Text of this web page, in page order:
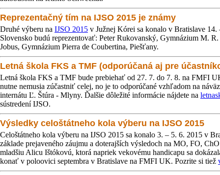
Reprezentačný tím na IJSO 2015 je známy
Druhé výberu na IJSO 2015 v Južnej Kórei sa konalo v Bratislave
Slovensko budú reprezentovať: Peter Rukovanský, Gymnázium M.
Jobus, Gymnázium Pierra de Coubertina, Piešťany.
Letná škola FKS a TMF (odporúčaná aj pre
Letná škola FKS a TMF bude prebiehať od 27. 7. do 7. 8. na FMFI
nutne nemusia zúčastniť celej, no je to odporúčané vzhľadom na
internátu Ľ. Štúra - Mlyny. Ďalšie dôležité informácie nájdete na
sústredení IJSO.
Výsledky celoštátneho kola výberu na IJSO 2015
Celoštátneho kola výberu na IJSO 2015 sa konalo 3. – 5. 6. 2015 v
základe prejaveného záujmu a doterajších výsledoch na MO, FO,
mladšiu Alicu Ištókovú, ktorá napriek vekovému handicapu sa
konať v poloovici septembra v Bratislave na FMFI UK. Pozrite si tiež